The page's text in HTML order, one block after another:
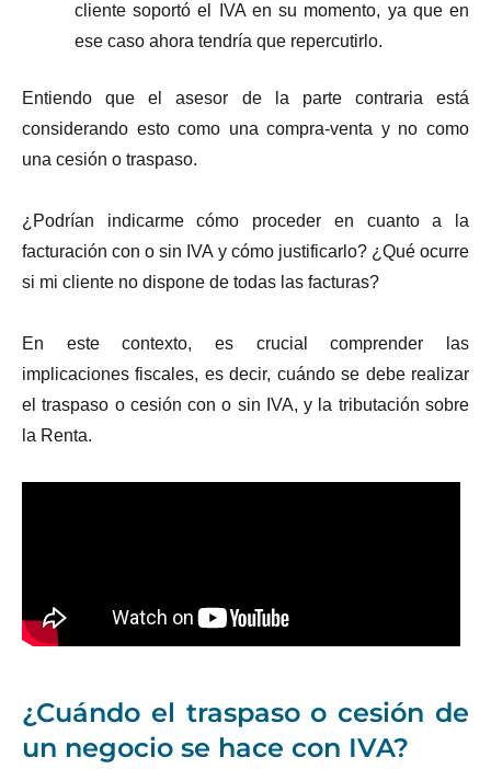
cliente soportó el IVA en su momento, ya que en
ese caso ahora tendría que repercutirlo.
Entiendo que el asesor de la parte contraria está
considerando esto como una compra-venta y no como
una cesión o traspaso.
¿Podrían indicarme cómo proceder en cuanto a la
facturación con o sin IVA y cómo justificarlo? ¿Qué ocurre
si mi cliente no dispone de todas las facturas?
En este contexto, es crucial comprender las
implicaciones fiscales, es decir, cuándo se debe realizar
el traspaso o cesión con o sin IVA, y la tributación sobre
la Renta.
¿Cuándo el traspaso o cesión de
un negocio se hace con IVA?